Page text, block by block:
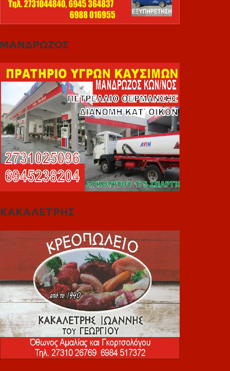
ΜΑΝΔΡΩΖΟΣ
ΚΑΚΑΛΕΤΡΗΣ